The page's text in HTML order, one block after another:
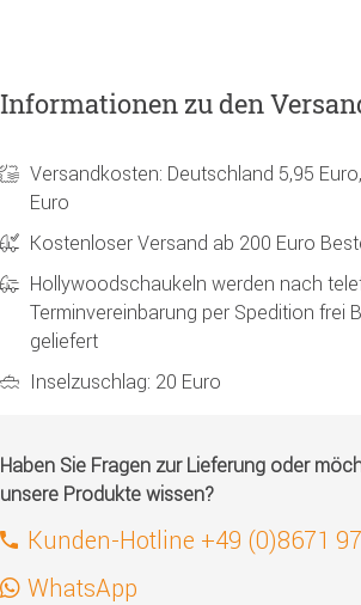
Informationen zu den
Versandkosten: Deutschland 5,95
Euro
Kostenloser Versand ab 200 Euro
Hollywoodschaukeln werden nach
Terminvereinbarung per Spedition frei
geliefert
Inselzuschlag: 20 Euro
Haben Sie Fragen zur Lieferung oder
unsere Produkte wissen?
Kunden-Hotline +49 (0)8671
WhatsApp